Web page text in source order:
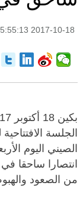
2017-10-18 15:55:13
الصيني اليوم
انتصارا ساحقا
من الصعود